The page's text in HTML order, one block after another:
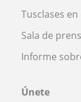
Tusclases
Sala de
Informe
Únete